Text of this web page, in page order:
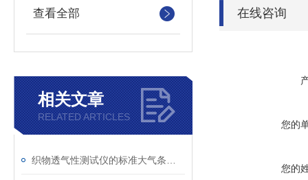
查看全部
相关文章
RELATED ARTICLES
在线咨询
您的
您的